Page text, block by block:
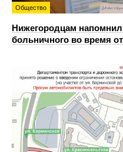
Общество
Нижегородцам
больничного во время